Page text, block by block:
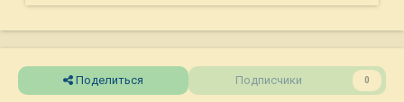
Поделиться Подписчики 0